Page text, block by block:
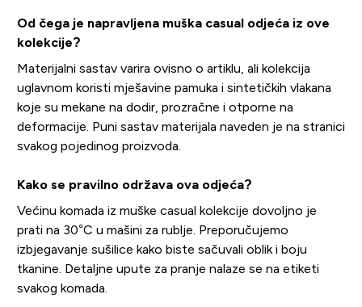
Od čega je napravljena muška casual odjeća iz ove
kolekcije?
Materijalni sastav varira ovisno o artiklu, ali kolekcija
uglavnom koristi mješavine pamuka i sintetičkih vlakana
koje su mekane na dodir, prozračne i otporne na
deformacije. Puni sastav materijala naveden je na stranici
svakog pojedinog proizvoda.
Kako se pravilno održava ova odjeća?
Većinu komada iz muške casual kolekcije dovoljno je
prati na 30°C u mašini za rublje. Preporučujemo
izbjegavanje sušilice kako biste sačuvali oblik i boju
tkanine. Detaljne upute za pranje nalaze se na etiketi
svakog komada.